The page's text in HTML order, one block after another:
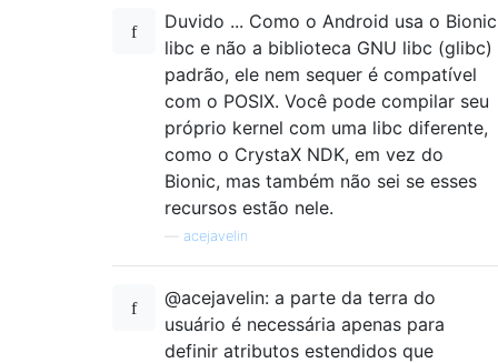
Duvido ... Como o Android usa o Bionic
libc e não a biblioteca GNU libc (glibc)
padrão, ele nem sequer é compatível
com o POSIX. Você pode compilar seu
próprio kernel com uma libc diferente,
como o CrystaX NDK, em vez do
Bionic, mas também não sei se esses
recursos estão nele.
acejavelin
@acejavelin: a parte da terra do
usuário é necessária apenas para
definir atributos estendidos que